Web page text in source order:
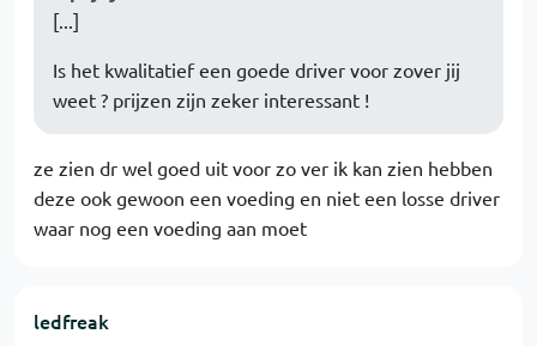
[...]
Is het kwalitatief een goede driver voor zover jij
weet ? prijzen zijn zeker interessant !
ze zien dr wel goed uit voor zo ver ik kan zien hebben
deze ook gewoon een voeding en niet een losse driver
waar nog een voeding aan moet
ledfreak